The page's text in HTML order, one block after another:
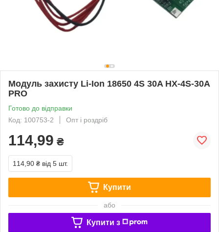
Модуль захисту Li-Ion 18650 4S 30A HX-4S-30A
PRO
Готово до відправки
Код: 100753-2
Опт і роздріб
114,99 ₴
114,90 ₴ від 5 шт.
Купити
або
Купити з